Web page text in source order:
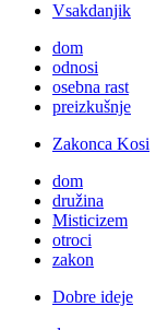
Vsakdanjik
dom
odnosi
osebna rast
preizkušnje
Zakonca Kosi
dom
družina
Misticizem
otroci
zakon
Dobre ideje